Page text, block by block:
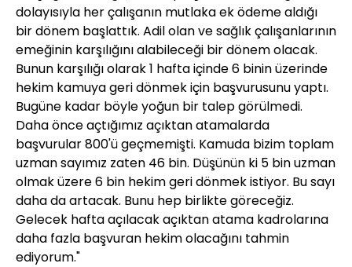
dolayısıyla her çalışanın mutlaka ek ödeme aldığı
bir dönem başlattık. Adil olan ve sağlık çalışanlarının
emeğinin karşılığını alabileceği bir dönem olacak.
Bunun karşılığı olarak 1 hafta içinde 6 binin üzerinde
hekim kamuya geri dönmek için başvurusunu yaptı.
Bugüne kadar böyle yoğun bir talep görülmedi.
Daha önce açtığımız açıktan atamalarda
başvurular 800'ü geçmemişti. Kamuda bizim toplam
uzman sayımız zaten 46 bin. Düşünün ki 5 bin uzman
olmak üzere 6 bin hekim geri dönmek istiyor. Bu sayı
daha da artacak. Bunu hep birlikte göreceğiz.
Gelecek hafta açılacak açıktan atama kadrolarına
daha fazla başvuran hekim olacağını tahmin
ediyorum."